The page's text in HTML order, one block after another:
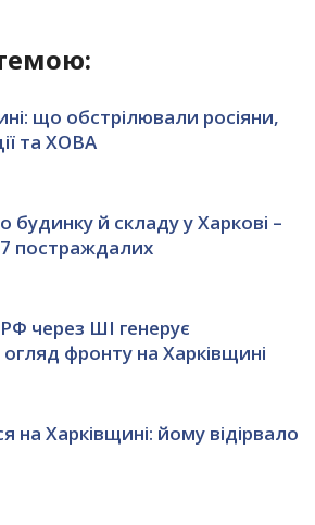
що обстрілювали росіяни,
та ХОВА
будинку й складу у Харкові –
постраждалих
через ШІ генерує
фронту на Харківщині
на Харківщині: йому відірвало